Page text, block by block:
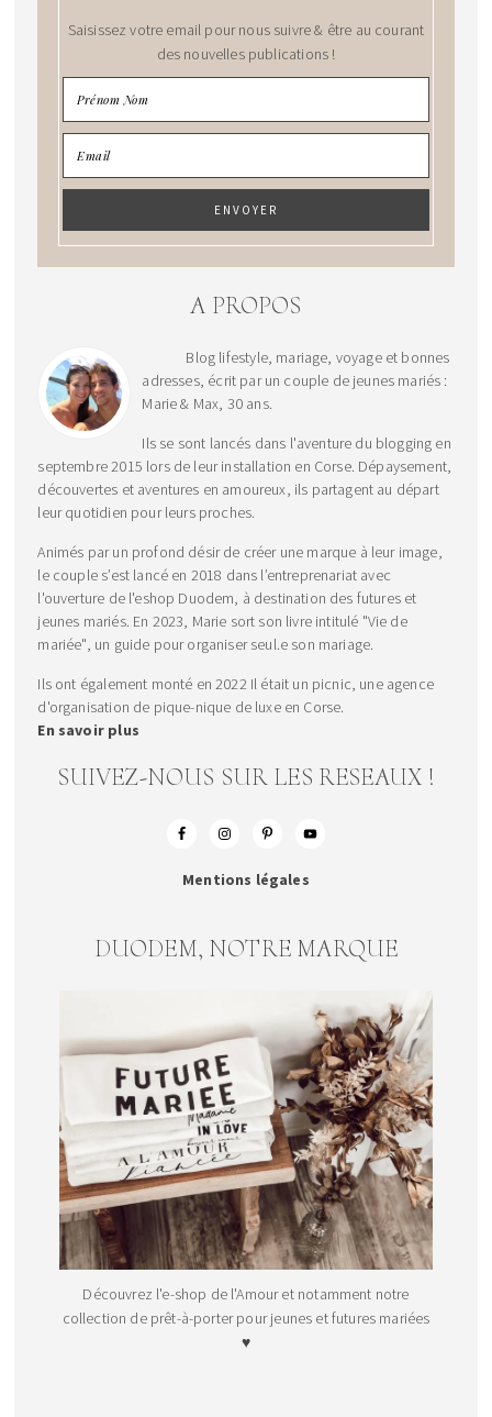
Saisissez votre email pour nous suivre & être au courant
des nouvelles publications !
A PROPOS
Blog lifestyle, mariage, voyage et bonnes
adresses, écrit par un couple de jeunes mariés :
Marie & Max, 30 ans.
Ils se sont lancés dans l'aventure du blogging en
septembre 2015 lors de leur installation en Corse. Dépaysement,
découvertes et aventures en amoureux, ils partagent au départ
leur quotidien pour leurs proches.
Animés par un profond désir de créer une marque à leur image,
le couple s’est lancé en 2018 dans l’entreprenariat avec
l'ouverture de l'eshop Duodem, à destination des futures et
jeunes mariés. En 2023, Marie sort son livre intitulé "Vie de
mariée", un guide pour organiser seul.e son mariage.
Ils ont également monté en 2022 Il était un picnic, une agence
d'organisation de pique-nique de luxe en Corse.
En savoir plus
SUIVEZ-NOUS SUR LES RESEAUX !
Mentions légales
DUODEM, NOTRE MARQUE
Découvrez l'e-shop de l'Amour et notamment notre
collection de prêt-à-porter pour jeunes et futures mariées
♥